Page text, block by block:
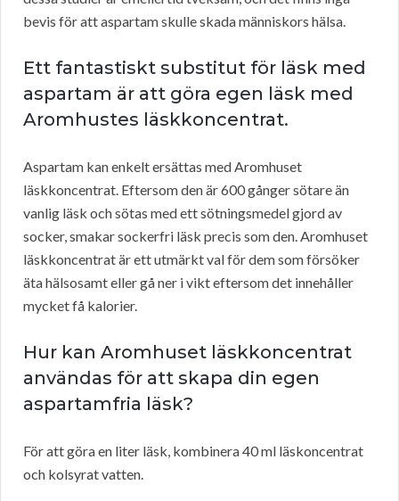
bevis för att aspartam skulle skada människors hälsa.
Ett fantastiskt substitut för läsk med
aspartam är att göra egen läsk med
Aromhustes läskkoncentrat.
Aspartam kan enkelt ersättas med Aromhuset
läskkoncentrat. Eftersom den är 600 gånger sötare än
vanlig läsk och sötas med ett sötningsmedel gjord av
socker, smakar sockerfri läsk precis som den. Aromhuset
läskkoncentrat är ett utmärkt val för dem som försöker
äta hälsosamt eller gå ner i vikt eftersom det innehåller
mycket få kalorier.
Hur kan Aromhuset läskkoncentrat
användas för att skapa din egen
aspartamfria läsk?
För att göra en liter läsk, kombinera 40 ml läskoncentrat
och kolsyrat vatten.